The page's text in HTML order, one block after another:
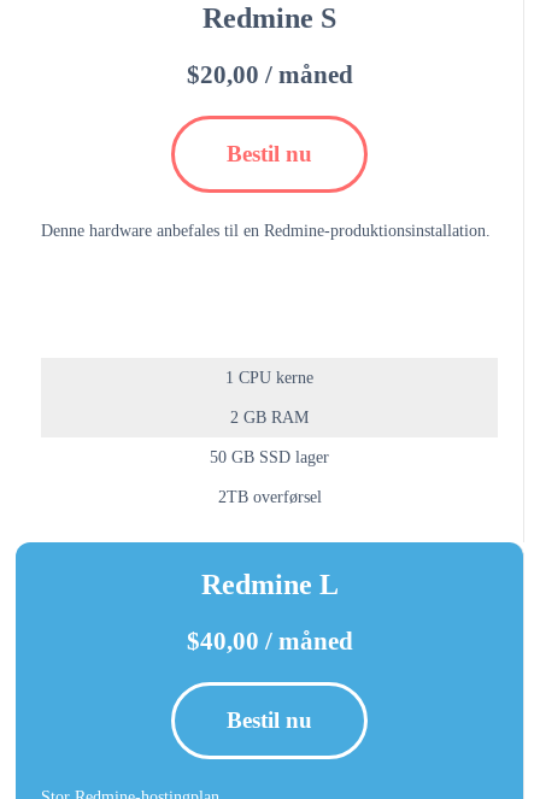
Redmine S
$20,00 / måned
Bestil nu
Denne hardware anbefales til en Redmine-produktionsinstallation.
1 CPU kerne
2 GB RAM
50 GB SSD lager
2TB overførsel
Redmine L
$40,00 / måned
Bestil nu